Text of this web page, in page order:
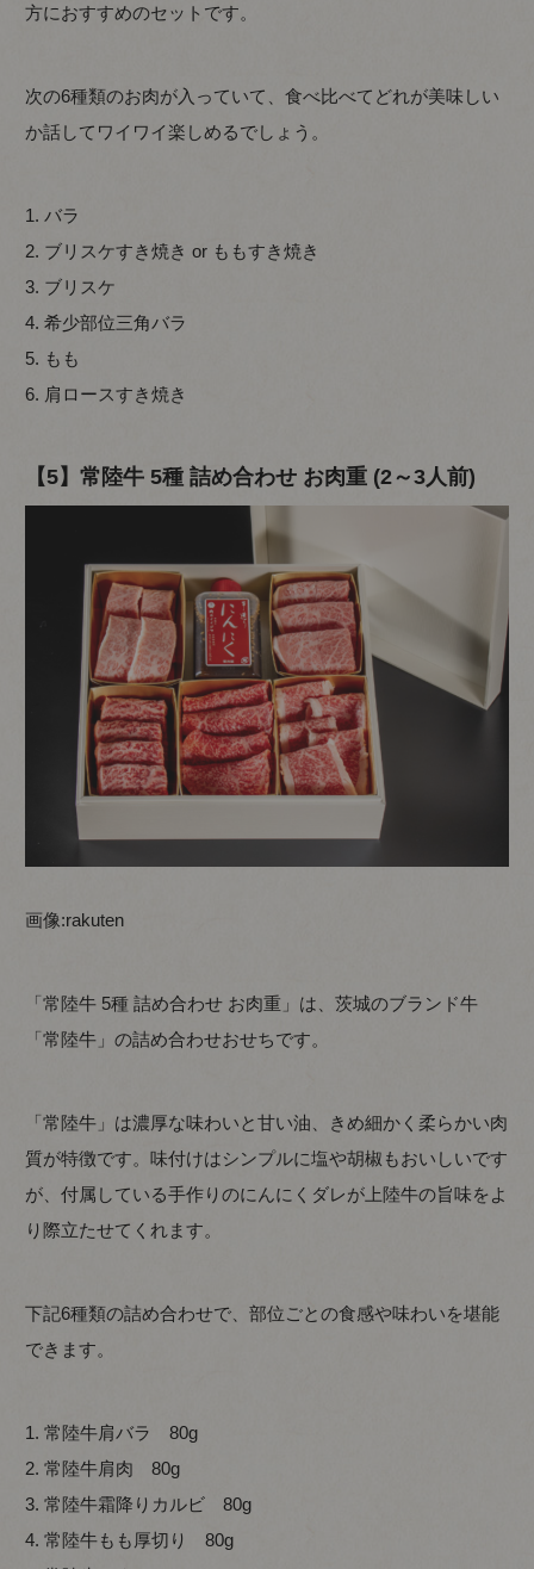
方におすすめのセットです。
次の6種類のお肉が入っていて、食べ比べてどれが美味しい
か話してワイワイ楽しめるでしょう。
1. バラ
2. ブリスケすき焼き or ももすき焼き
3. ブリスケ
4. 希少部位三角バラ
5. もも
6. 肩ロースすき焼き
【5】常陸牛 5種 詰め合わせ お肉重 (2～3人前)
画像:rakuten
「常陸牛 5種 詰め合わせ お肉重」は、茨城のブランド牛
「常陸牛」の詰め合わせおせちです。
「常陸牛」は濃厚な味わいと甘い油、きめ細かく柔らかい肉
質が特徴です。味付けはシンプルに塩や胡椒もおいしいです
が、付属している手作りのにんにくダレが上陸牛の旨味をよ
り際立たせてくれます。
下記6種類の詰め合わせで、部位ごとの食感や味わいを堪能
できます。
1. 常陸牛肩バラ 80g
2. 常陸牛肩肉 80g
3. 常陸牛霜降りカルビ 80g
4. 常陸牛もも厚切り 80g